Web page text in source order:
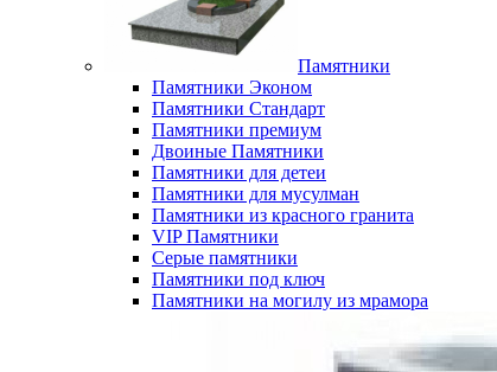
Памятники
Памятники Эконом
Памятники Стандарт
Памятники премиум
Двоиные Памятники
Памятники для детеи
Памятники для мусулман
Памятники из красного гранита
VIP Памятники
Серые памятники
Памятники под ключ
Памятники на могилу из мрамора